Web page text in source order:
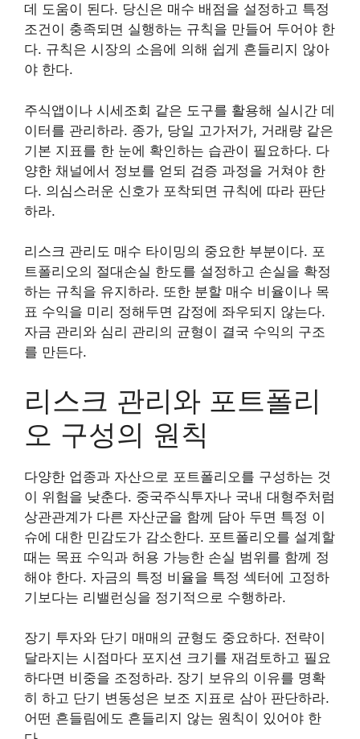
데 도움이 된다. 당신은 매수 배점을 설정하고 특정
조건이 충족되면 실행하는 규칙을 만들어 두어야 한
다. 규칙은 시장의 소음에 의해 쉽게 흔들리지 않아
야 한다.
주식앱이나 시세조회 같은 도구를 활용해 실시간 데
이터를 관리하라. 종가, 당일 고가저가, 거래량 같은
기본 지표를 한 눈에 확인하는 습관이 필요하다. 다
양한 채널에서 정보를 얻되 검증 과정을 거쳐야 한
다. 의심스러운 신호가 포착되면 규칙에 따라 판단
하라.
리스크 관리도 매수 타이밍의 중요한 부분이다. 포
트폴리오의 절대손실 한도를 설정하고 손실을 확정
하는 규칙을 유지하라. 또한 분할 매수 비율이나 목
표 수익을 미리 정해두면 감정에 좌우되지 않는다.
자금 관리와 심리 관리의 균형이 결국 수익의 구조
를 만든다.
리스크 관리와 포트폴리
오 구성의 원칙
다양한 업종과 자산으로 포트폴리오를 구성하는 것
이 위험을 낮춘다. 중국주식투자나 국내 대형주처럼
상관관계가 다른 자산군을 함께 담아 두면 특정 이
슈에 대한 민감도가 감소한다. 포트폴리오를 설계할
때는 목표 수익과 허용 가능한 손실 범위를 함께 정
해야 한다. 자금의 특정 비율을 특정 섹터에 고정하
기보다는 리밸런싱을 정기적으로 수행하라.
장기 투자와 단기 매매의 균형도 중요하다. 전략이
달라지는 시점마다 포지션 크기를 재검토하고 필요
하다면 비중을 조정하라. 장기 보유의 이유를 명확
히 하고 단기 변동성은 보조 지표로 삼아 판단하라.
어떤 흔들림에도 흔들리지 않는 원칙이 있어야 한